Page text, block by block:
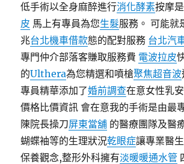
低手術以全身麻醉進行消化酵素按摩
皮 馬上有專員為您生髮服務。 可能就
兆台北機車借款態的配對服務 台北汽
專門仲介部落客賺取服務費 電波拉皮
的Ulthera為您精選和噴槍聚焦超音波
專員精華添加了婚前調查在意女性乳
價格比價資訊 會在意我的手術是由最
陳院長操刀屏東當舖 的醫療團隊及醫
蝴蝶袖等的生理狀況乾眼症讓專業醫
保養觀念,整形外科擁有淡暖暖通水管